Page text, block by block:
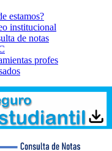
estamos?
institucional
de notas
profes